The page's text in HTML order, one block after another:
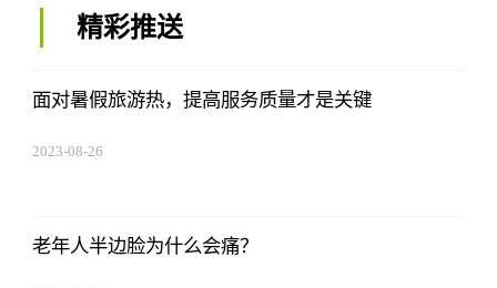
精彩推送
面对暑假旅游热，提高服务质量才是关键
2023-08-26
老年人半边脸为什么会痛？